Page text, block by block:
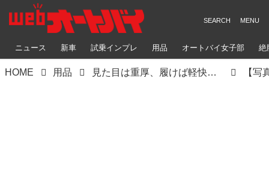
ニュース 新車 試乗インプレ 用品 オートバイ女子部 絶
HOME 用品 見た目は重厚、履けば軽快！ デイトナ「ダービーライドブーツ」は革製品ならではの魅力と機能性を備えたお洒落なライディングブーツ 【写